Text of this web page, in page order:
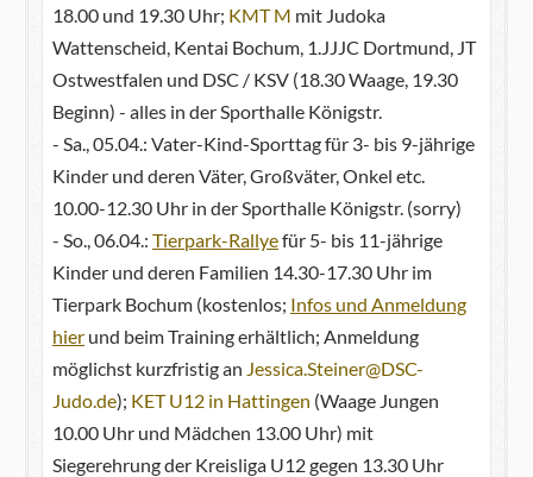
18.00 und 19.30 Uhr; KMT M mit Judoka
Wattenscheid, Kentai Bochum, 1.JJJC Dortmund, JT
Ostwestfalen und DSC / KSV (18.30 Waage, 19.30
Beginn) - alles in der Sporthalle Königstr.
- Sa., 05.04.: Vater-Kind-Sporttag für 3- bis 9-jährige
Kinder und deren Väter, Großväter, Onkel etc.
10.00-12.30 Uhr in der Sporthalle Königstr. (sorry)
- So., 06.04.: Tierpark-Rallyefür 5- bis 11-jährige
Kinder und deren Familien 14.30-17.30 Uhr im
Tierpark Bochum (kostenlos; Infos und Anmeldung
hierund beim Training erhältlich; Anmeldung
möglichst kurzfristig an Jessica.Steiner@DSC-
Judo.de); KET U12 in Hattingen (Waage Jungen
10.00 Uhr und Mädchen 13.00 Uhr) mit
Siegerehrung der Kreisliga U12 gegen 13.30 Uhr